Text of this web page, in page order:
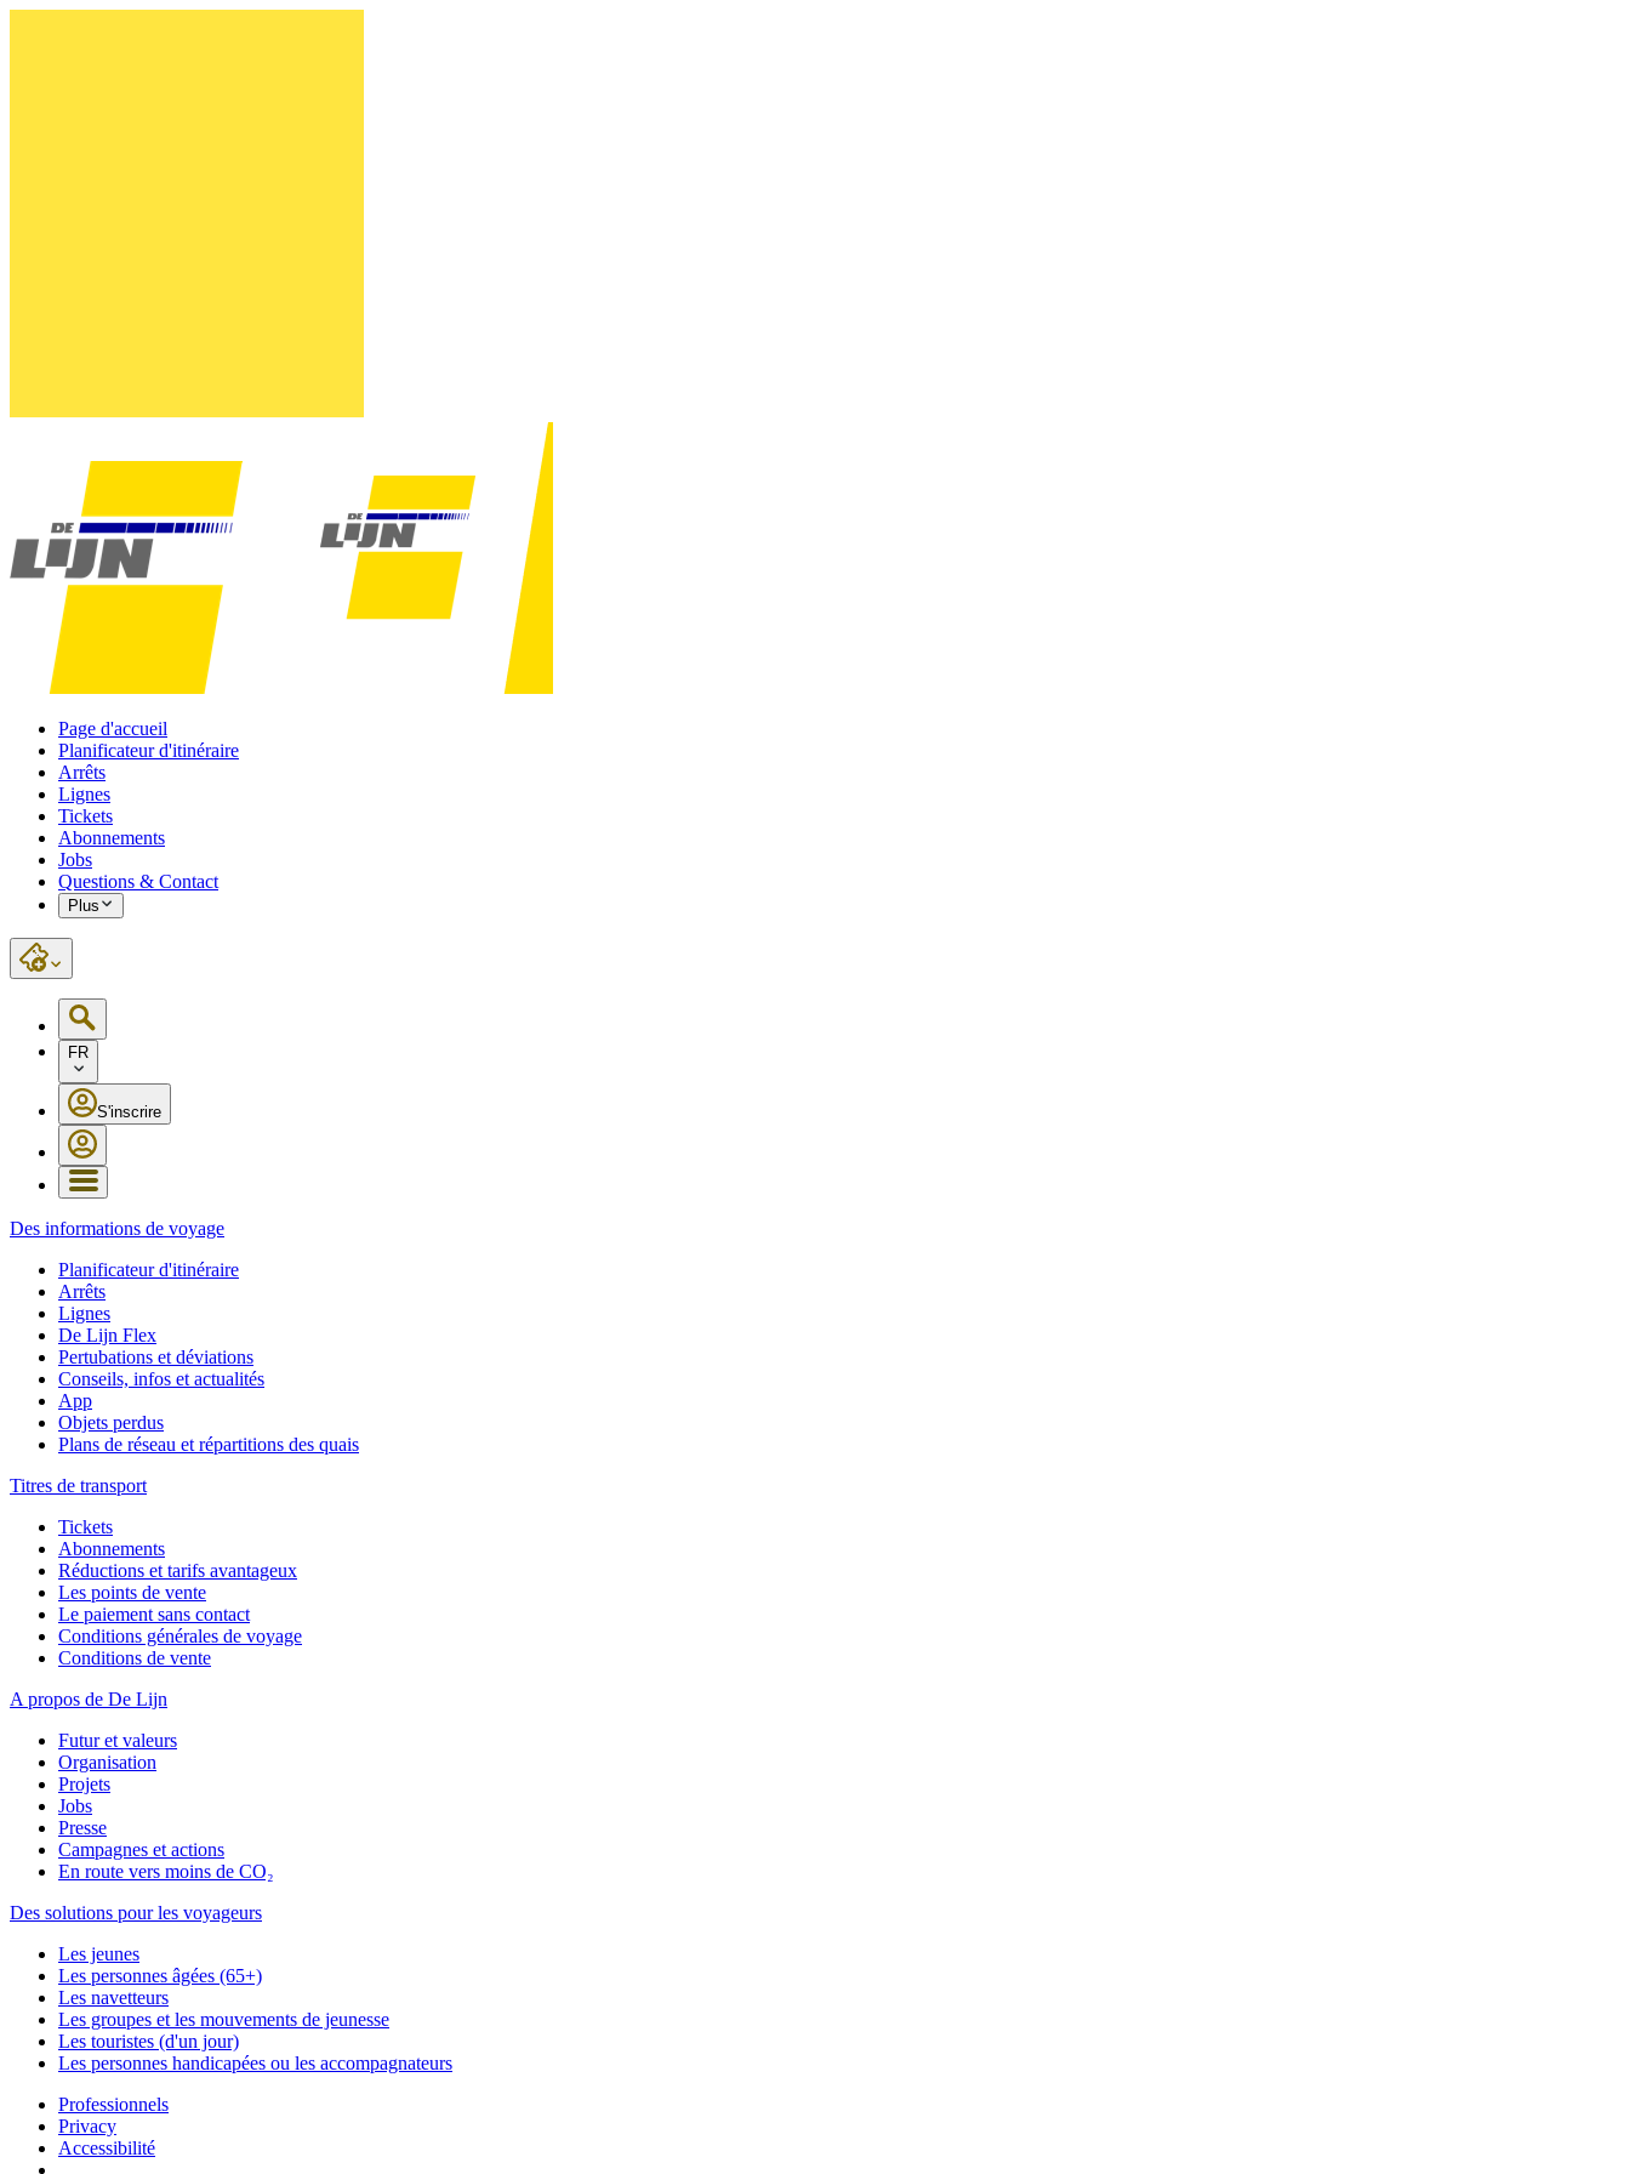
Page d'accueil
Planificateur d'itinéraire
Arrêts
Lignes
Tickets
Abonnements
Jobs
Questions & Contact
Plus
FR
S'inscrire
Des informations de voyage
Planificateur d'itinéraire
Arrêts
Lignes
De Lijn Flex
Pertubations et déviations
Conseils, infos et actualités
App
Objets perdus
Plans de réseau et répartitions des quais
Titres de transport
Tickets
Abonnements
Réductions et tarifs avantageux
Les points de vente
Le paiement sans contact
Conditions générales de voyage
Conditions de vente
A propos de De Lijn
Futur et valeurs
Organisation
Projets
Jobs
Presse
Campagnes et actions
En route vers moins de CO₂
Des solutions pour les voyageurs
Les jeunes
Les personnes âgées (65+)
Les navetteurs
Les groupes et les mouvements de jeunesse
Les touristes (d'un jour)
Les personnes handicapées ou les accompagnateurs
Professionnels
Privacy
Accessibilité